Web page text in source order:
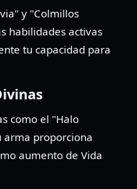
y "Colmillos
habilidades activas
tu capacidad para
como el "Halo
arma proporciona
aumento de Vida